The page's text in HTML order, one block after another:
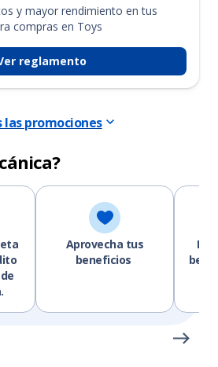
y mayor rendimiento en tus
compras en Toys
reglamento
las promociones
Aprovecha tus
beneficios